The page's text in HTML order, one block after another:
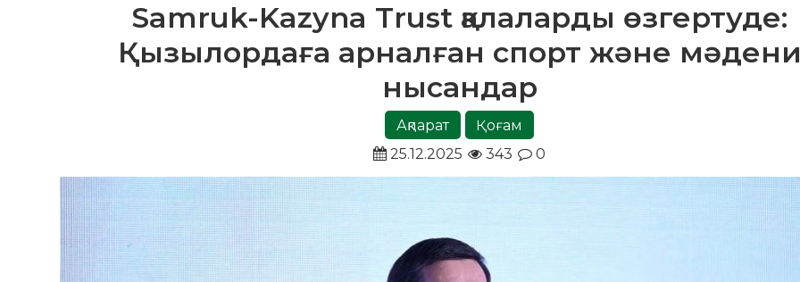
Samruk-Kazyna Trust қалаларды өзгертуде:
Қызылордаға арналған спорт және мәдени
нысандар
Ақпарат
Қоғам
25.12.2025
343 0